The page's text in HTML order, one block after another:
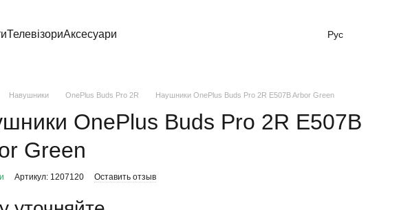
ТелевізориАксесуари Рус
Навушники OnePlus Buds Pro 2R Наушники OnePlus Buds Pro 2R E507B Arbor Green
OnePlus Buds Pro 2R E507B
Green
Артикул: 1207120 Оставить отзыв